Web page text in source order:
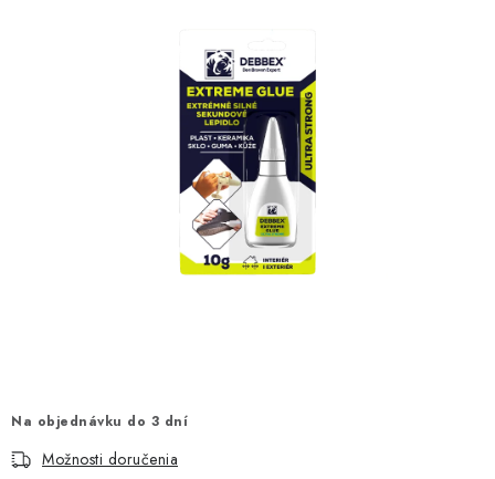
OBCHODNÉ PODMIENKY
HODNOTENIE OBCHODU
Formulár na odstúpenie od zmluvy
Formulár na reklamáciu tovaru
Na objednávku do 3 dní
Možnosti doručenia